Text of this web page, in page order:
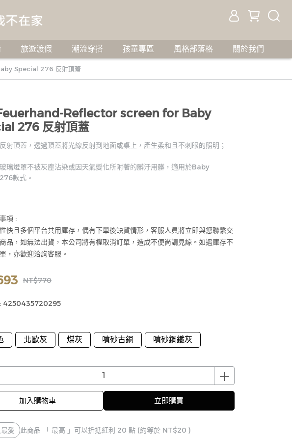
旅遊渡假 潮流穿搭 孩童專區 風格部落格 關於我們
Special 276 反射頂蓋
Reflector screen for Baby
276 反射頂蓋
射頂蓋，透過頂蓋將光線反射到地面或桌上，產生柔和且不刺眼的照明；
璃燈罩不被灰塵沾染或因天氣變化所附著的髒汙用髒，適用於Baby
款式。
項 :
快且多個平台共用庫存，偶有下單後缺貨情形，客服人員將立即與您聯繫交
品，如無法出貨，本公司將有權取消訂單，造成不便尚請見諒。如遇庫存不
，亦歡迎洽詢客服。
NT$770
4250435720295
北歐灰 煤灰 噴砂古銅 噴砂鋼鐵灰
加入購物車 立即購買
愛 此商品 「 最高 」可以折抵紅利 20 點 (約等於 NT$20 )